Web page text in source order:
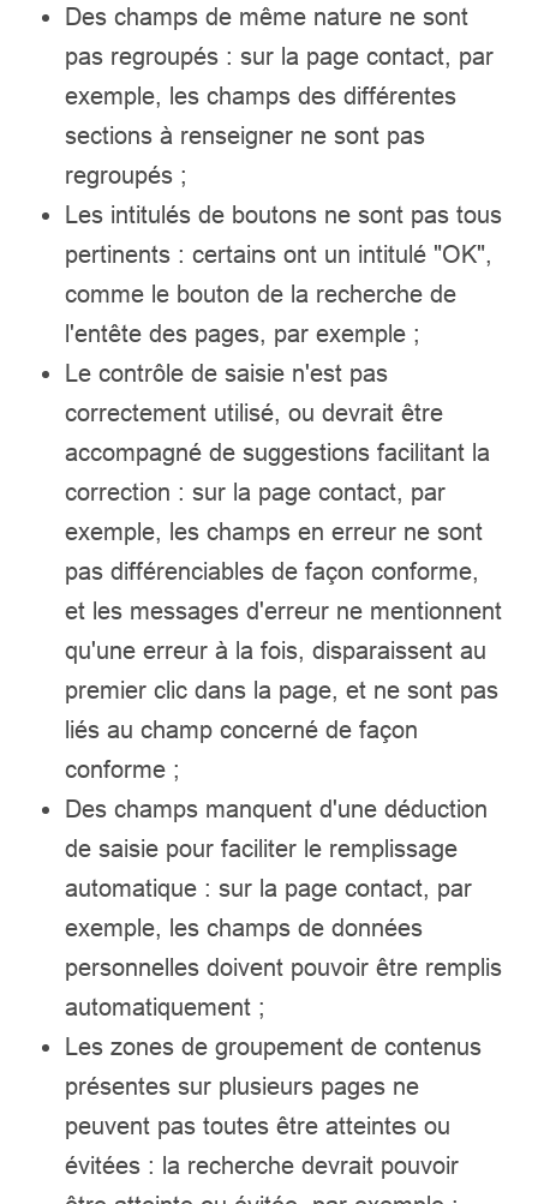
Des champs de même nature ne sont
pas regroupés : sur la page contact, par
exemple, les champs des différentes
sections à renseigner ne sont pas
regroupés ;
Les intitulés de boutons ne sont pas tous
pertinents : certains ont un intitulé "OK",
comme le bouton de la recherche de
l'entête des pages, par exemple ;
Le contrôle de saisie n'est pas
correctement utilisé, ou devrait être
accompagné de suggestions facilitant la
correction : sur la page contact, par
exemple, les champs en erreur ne sont
pas différenciables de façon conforme,
et les messages d'erreur ne mentionnent
qu'une erreur à la fois, disparaissent au
premier clic dans la page, et ne sont pas
liés au champ concerné de façon
conforme ;
Des champs manquent d'une déduction
de saisie pour faciliter le remplissage
automatique : sur la page contact, par
exemple, les champs de données
personnelles doivent pouvoir être remplis
automatiquement ;
Les zones de groupement de contenus
présentes sur plusieurs pages ne
peuvent pas toutes être atteintes ou
évitées : la recherche devrait pouvoir